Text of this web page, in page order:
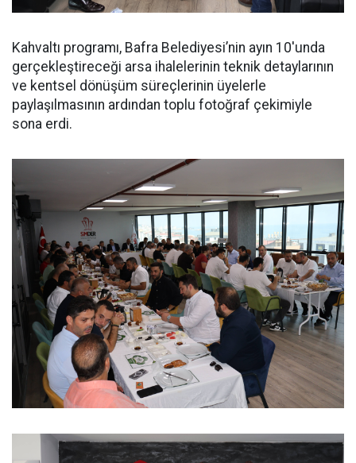
Kahvaltı programı, Bafra Belediyesi’nin ayın 10'unda
gerçekleştireceği arsa ihalelerinin teknik detaylarının
ve kentsel dönüşüm süreçlerinin üyelerle
paylaşılmasının ardından toplu fotoğraf çekimiyle
sona erdi.